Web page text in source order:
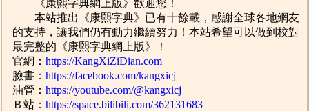
《康熙字典網上版》歡迎您！
本站推出《康熙字典》已有十餘載，感謝全球各地網友
的支持，讓我們仍有動力繼續努力！本站希望可以做到校對
最完整的《康熙字典網上版》！
官網：https://KangXiZiDian.com
臉書：https://facebook.com/kangxicj
油管：https://youtube.com/@kangxicj
Ｂ站：https://space.bilibili.com/362131683